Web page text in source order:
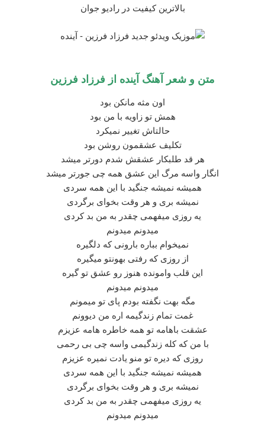
بالاترین کیفیت در رادیو جوان
متن و شعر آهنگ آینده از فرزاد فرزین
اون مثه مانکن بود
همش تو زاویه با من بود
حالتاش تغییر نمیکرد
تکلیف عشقمون روشن بود
هر قد طلبکار عشقش شدم دورتر میشد
انگار واسه مرگ این عشق همه چی جورتر میشد
همیشه نمیشه جنگید با این همه سردی
نمیشه بری و هر وقت بخوای برگردی
یه روزی میفهمی چقدر به من بد کردی
میدونم میدونم
نمیخوام بباره بارونی که دلگیره
از روزی که رفتی بهونتو میگیره
این قلب وامونده هنوز رو عشق تو گیره
میدونم میدونم
مگه بهت نگفته بودم پای تو میمونم
غمت تمام زندگیمه اره من دیوونم
عشقت باهامه تو همه خاطره هامه عزیزم
با من که کله زندگیمی واسه چی بی رحمی
روزی که دیره تو منو یادت نمیره عزیزم
همیشه نمیشه جنگید با این همه سردی
نمیشه بری و هر وقت بخوای برگردی
یه روزی میفهمی چقدر به من بد کردی
میدونم میدونم